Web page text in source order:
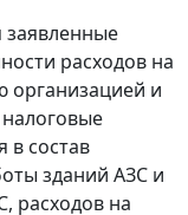
заявленные
расходов на
организацией и
налоговые
в состав
зданий АЗС и
расходов на